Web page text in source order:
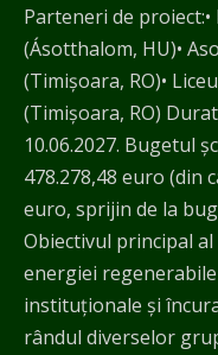
Parteneri de
(Ásotthalom, HU)•
(Timișoara, RO)•
(Timișoara, RO)
10.06.2027. Bugetul
478.278,48 euro (din
euro, sprijin de la
Obiectivul principal
energiei
instituționale și
rândul diverselor